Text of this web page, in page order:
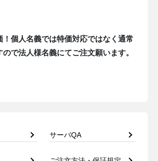
！個人名義では特価対応ではなく通常
で法人様名義にてご注文願います。
サーバQA